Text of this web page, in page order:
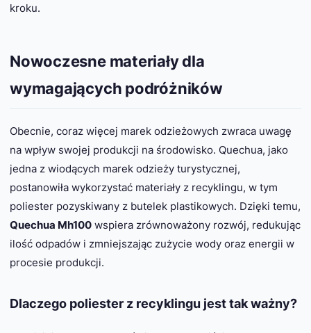
kroku.
Nowoczesne materiały dla
wymagających podróżników
Obecnie, coraz więcej marek odzieżowych zwraca uwagę
na wpływ swojej produkcji na środowisko. Quechua, jako
jedna z wiodących marek odzieży turystycznej,
postanowiła wykorzystać materiały z recyklingu, w tym
poliester pozyskiwany z butelek plastikowych. Dzięki temu,
Quechua Mh100 wspiera zrównoważony rozwój, redukując
ilość odpadów i zmniejszając zużycie wody oraz energii w
procesie produkcji.
Dlaczego poliester z recyklingu jest tak ważny?